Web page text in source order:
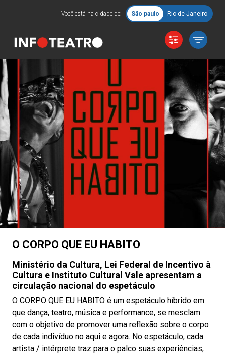
Você está na cidade de: São paulo Rio de Janeiro
O CORPO QUE EU HABITO
Ministério da Cultura, Lei Federal de Incentivo à
Cultura e Instituto Cultural Vale apresentam a
circulação nacional do espetáculo
O CORPO QUE EU HABITO é um espetáculo híbrido em
que dança, teatro, música e performance, se mesclam
com o objetivo de promover uma reflexão sobre o corpo
de cada indivíduo no aqui e agora. No espetáculo, cada
artista / intérprete traz para o palco suas experiências,